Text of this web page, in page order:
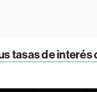
tasas de